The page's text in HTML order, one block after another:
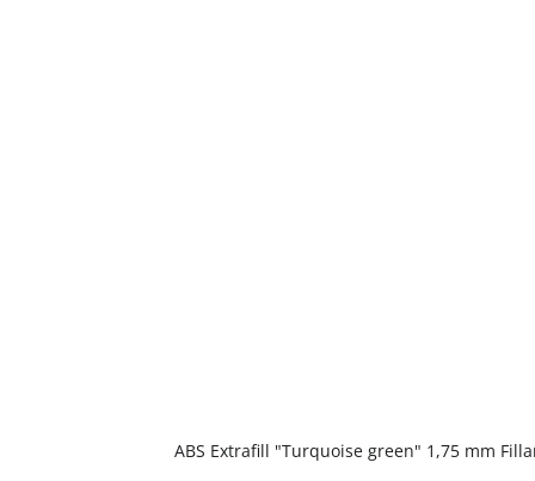
ABS Extrafill "Turquoise green" 1,75 mm